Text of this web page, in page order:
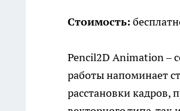
Стоимость:
Pencil2D Animation –
работы напоминает
расстановки кадров,